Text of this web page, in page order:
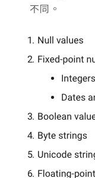
不同。